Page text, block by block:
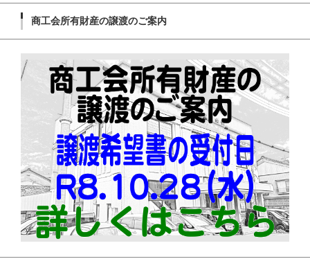
商工会所有財産の譲渡のご案内